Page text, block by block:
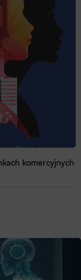
komercyjnych